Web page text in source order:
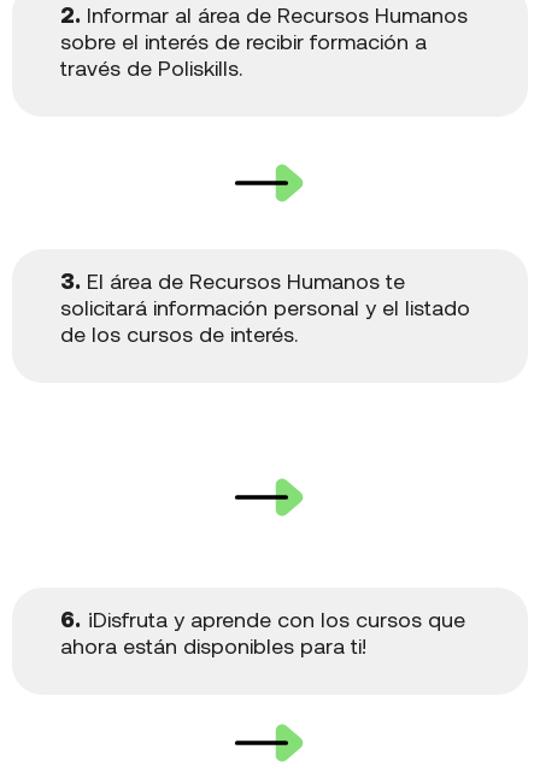
2. Informar al área de Recursos Humanos
sobre el interés de recibir formación a
través de Poliskills.
3. El área de Recursos Humanos te
solicitará información personal y el listado
de los cursos de interés.
6. ¡Disfruta y aprende con los cursos que
ahora están disponibles para ti!